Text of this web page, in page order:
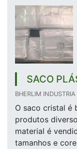
SACO
BHERLIM
O saco cristal é
produtos
material é
tamanhos e